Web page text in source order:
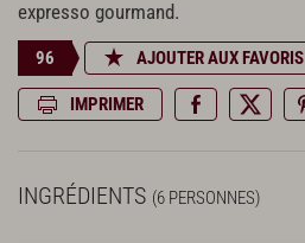
expresso gourmand.
96 AJOUTER AUX FAVORIS
IMPRIMER
INGRÉDIENTS (6 PERSONNES)